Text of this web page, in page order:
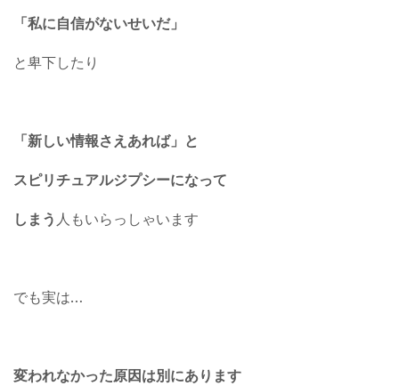
「私に自信がないせいだ」
と卑下したり
「新しい情報さえあれば」と
スピリチュアルジプシーになって
しまう 人もいらっしゃいます
でも実は…
変われなかった原因は別にあります